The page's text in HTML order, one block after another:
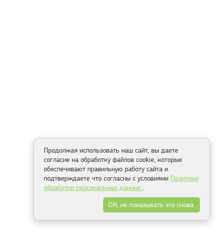
Продолжая использовать наш сайт, вы даете
согласие на обработку файлов cookie, которые
обеспечивают правильную работу сайта и
подтверждаете что согласны с условиями Политики
обработки персональных данных .
ОК, не показывать это снова.